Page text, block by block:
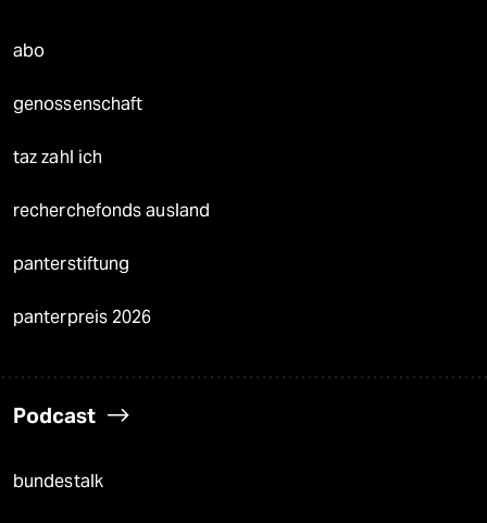
abo
genossenschaft
taz zahl ich
recherchefonds ausland
panterstiftung
panterpreis 2026
Podcast
bundestalk